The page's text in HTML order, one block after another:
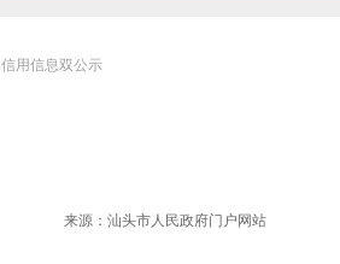
信用信息双公示
来源：汕头市人民政府门户网站